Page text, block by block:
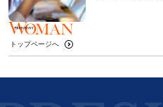
トップページへ